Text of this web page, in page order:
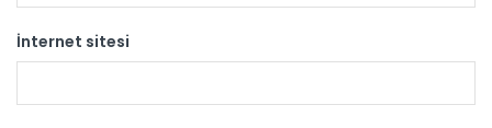
İnternet sitesi